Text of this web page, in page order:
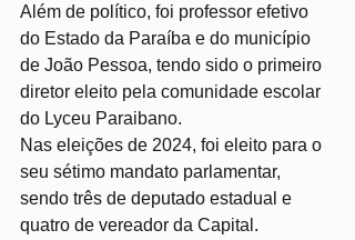
Além de político, foi professor efetivo
do Estado da Paraíba e do município
de João Pessoa, tendo sido o primeiro
diretor eleito pela comunidade escolar
do Lyceu Paraibano.
Nas eleições de 2024, foi eleito para o
seu sétimo mandato parlamentar,
sendo três de deputado estadual e
quatro de vereador da Capital.